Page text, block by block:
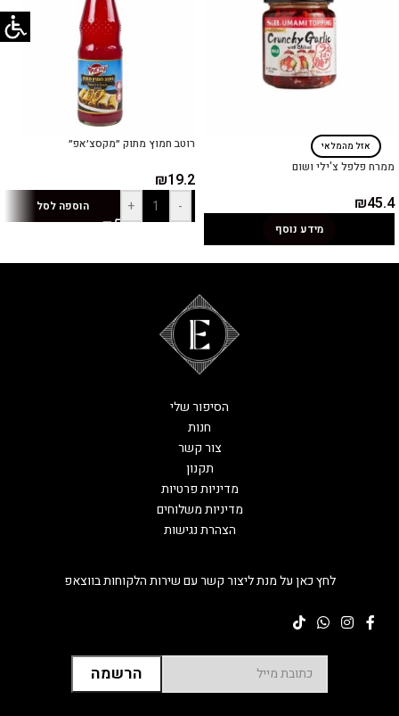
אזל מהמלאי
ממרח פלפל צ'ילי ושום
₪45.4
מידע נוסף
רוטב חמוץ מתוק ״מקסצ׳אפ״
₪19.2
-
+ הוספה לסל
לחץ כאן על מנת ליצור קשר עם שירות הלקוחות בווצאפ
הסיפור שלי
חנות
צור קשר
תקנון
מדיניות פרטיות
מדיניות משלוחים
הצהרת נגישות